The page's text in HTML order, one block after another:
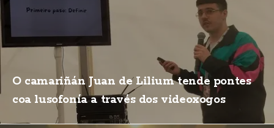
O camariñán Juan de Lilium tende pontes
coa lusofonía a través dos videoxogos